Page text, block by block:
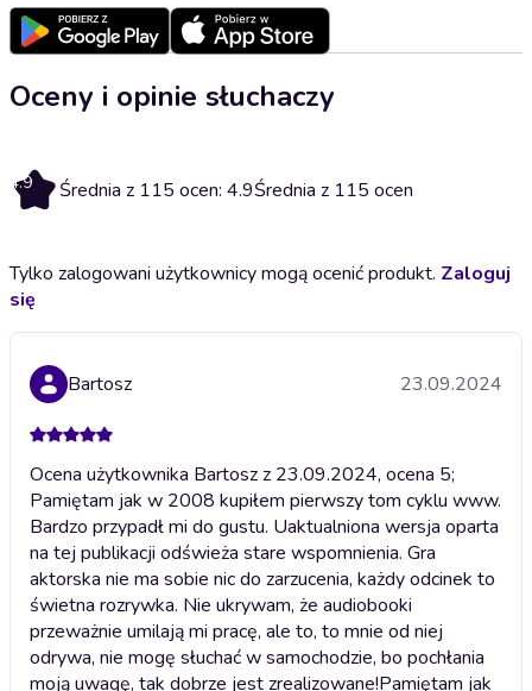
Oceny i opinie słuchaczy
4.9 Średnia z 115 ocen: 4.9Średnia z 115 ocen
Tylko zalogowani użytkownicy mogą ocenić produkt. Zaloguj
się
Bartosz 23.09.2024
Ocena użytkownika Bartosz z 23.09.2024, ocena 5;
Pamiętam jak w 2008 kupiłem pierwszy tom cyklu www.
Bardzo przypadł mi do gustu. Uaktualniona wersja oparta
na tej publikacji odświeża stare wspomnienia. Gra
aktorska nie ma sobie nic do zarzucenia, każdy odcinek to
świetna rozrywka. Nie ukrywam, że audiobooki
przeważnie umilają mi pracę, ale to, to mnie od niej
odrywa, nie mogę słuchać w samochodzie, bo pochłania
moją uwagę, tak dobrze jest zrealizowane!Pamiętam jak